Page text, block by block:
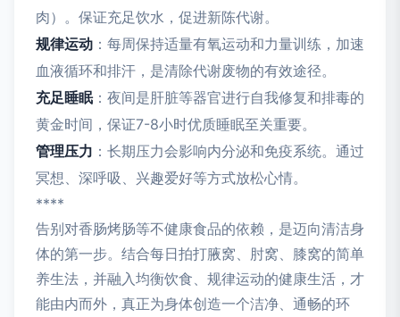
肉）。保证充足饮水，促进新陈代谢。
规律运动 ：每周保持适量有氧运动和力量训练，加速
血液循环和排汗，是清除代谢废物的有效途径。
充足睡眠：夜间是肝脏等器官进行自我修复和排毒的
黄金时间，保证7-8小时优质睡眠至关重要。
管理压力 ：长期压力会影响内分泌和免疫系统。通过
冥想、深呼吸、兴趣爱好等方式放松心情。
****
告别对香肠烤肠等不健康食品的依赖，是迈向清洁身
体的第一步。结合每日拍打腋窝、肘窝、膝窝的简单
养生法，并融入均衡饮食、规律运动的健康生活，才
能由内而外，真正为身体创造一个洁净、通畅的环